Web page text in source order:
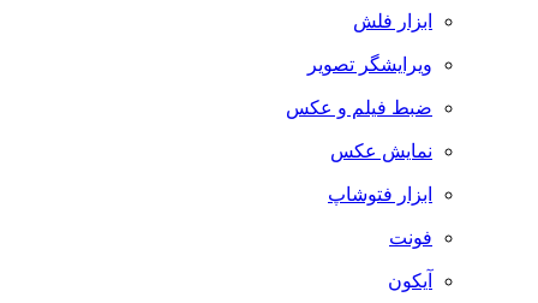
ابزار فلش
ویرایشگر تصویر
ضبط فيلم و عكس
نمایش عکس
ابزار فتوشاپ
فونت
آیکون